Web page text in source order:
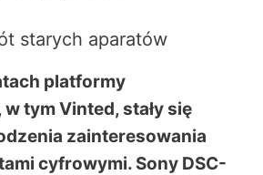
starych aparatów
platformy
tym Vinted, stały się
zainteresowania
cyfrowymi. Sony DSC-